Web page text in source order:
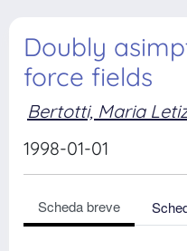
Doubly
force fields
Bertotti, Maria
1998-01-01
Scheda breve